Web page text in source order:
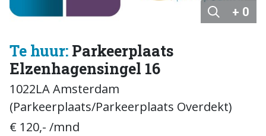
+ 0
Te huur: Parkeerplaats
Elzenhagensingel 16
1022LA Amsterdam
(Parkeerplaats/Parkeerplaats Overdekt)
€ 120,- /mnd